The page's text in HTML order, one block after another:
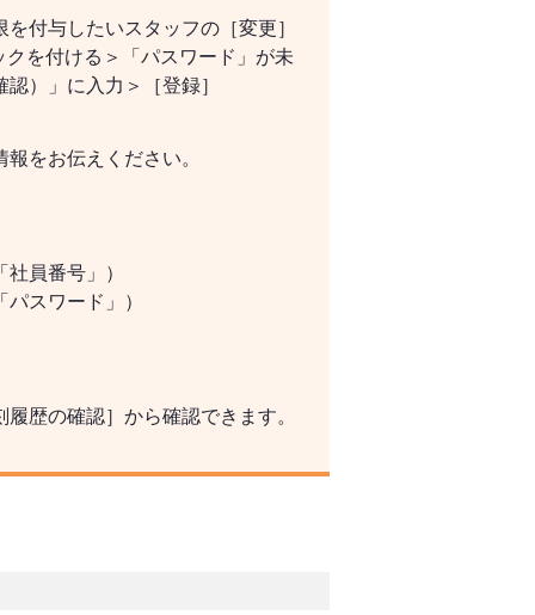
付与したいスタッフの［変更］
を付ける＞「パスワード」が未
）」に入力＞［登録］
をお伝えください。
員番号」）
スワード」）
歴の確認］から確認できます。